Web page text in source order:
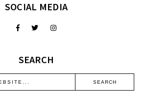
SOCIAL MEDIA
SEARCH